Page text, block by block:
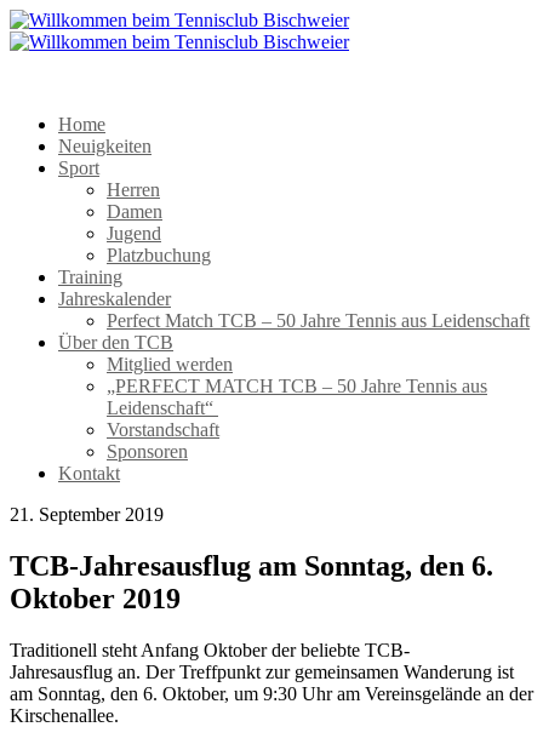
Home
Neuigkeiten
Sport
Herren
Damen
Jugend
Platzbuchung
Training
Jahreskalender
Perfect Match TCB – 50 Jahre Tennis aus Leidenschaft
Über den TCB
Mitglied werden
„PERFECT MATCH TCB – 50 Jahre Tennis aus
Leidenschaft“
Vorstandschaft
Sponsoren
Kontakt
21. September 2019
TCB-Jahresausflug am Sonntag, den 6.
Oktober 2019
Traditionell steht Anfang Oktober der beliebte TCB-
Jahresausflug an. Der Treffpunkt zur gemeinsamen Wanderung ist
am Sonntag, den 6. Oktober, um 9:30 Uhr am Vereinsgelände an der
Kirschenallee.